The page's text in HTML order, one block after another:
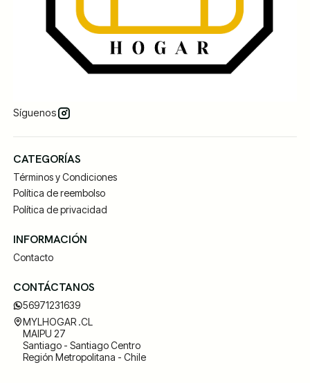
Síguenos
CATEGORÍAS
Términos y Condiciones
Política de reembolso
Política de privacidad
INFORMACIÓN
Contacto
CONTÁCTANOS
56971231639
MYLHOGAR .CL
MAIPU 27
Santiago - Santiago Centro
Región Metropolitana - Chile